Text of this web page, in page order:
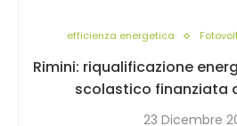
efficienza energetica
Rimini: riqualificazione
scolastico finanziata
23 Dicembre